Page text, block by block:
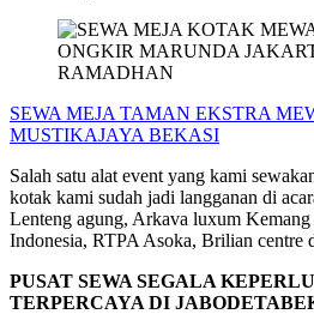
SEWA MEJA TAMAN EKSTRA
MUSTIKAJAYA BEKASI
Salah satu alat event yang kami
kotak kami sudah jadi langganan di
Lenteng agung, Arkava luxum
Indonesia, RTPA Asoka, Brilian centre
PUSAT SEWA SEGALA
TERPERCAYA DI